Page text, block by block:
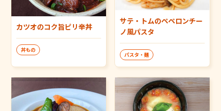
カツオのコク旨ピリ辛丼
丼もの
サテ・トムのペペロンチー
ノ風パスタ
パスタ・麺